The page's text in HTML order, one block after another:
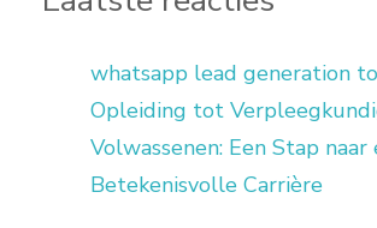
whatsapp lead generation
Opleiding tot
Volwassenen: Een Stap naar
Betekenisvolle Carrière